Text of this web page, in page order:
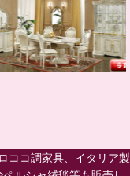
ココ調家具、イタリア製